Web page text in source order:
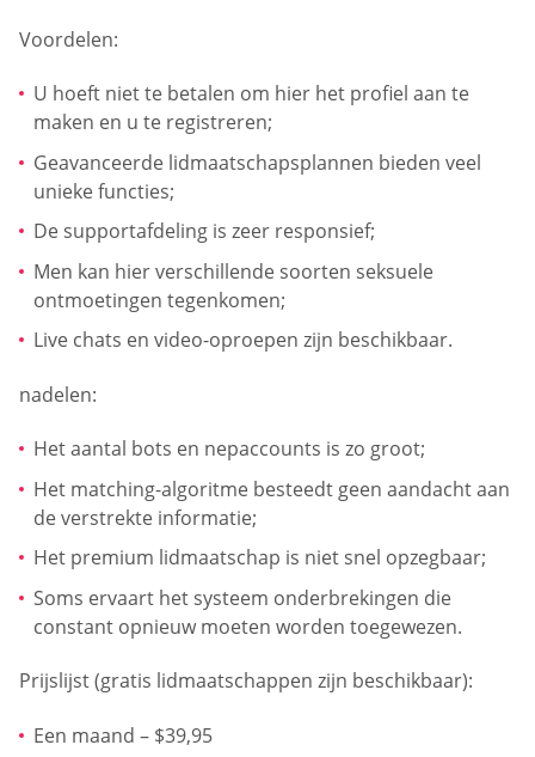
Voordelen:
U hoeft niet te betalen om hier het profiel aan te
maken en u te registreren;
Geavanceerde lidmaatschapsplannen bieden veel
unieke functies;
De supportafdeling is zeer responsief;
Men kan hier verschillende soorten seksuele
ontmoetingen tegenkomen;
Live chats en video-oproepen zijn beschikbaar.
nadelen:
Het aantal bots en nepaccounts is zo groot;
Het matching-algoritme besteedt geen aandacht aan
de verstrekte informatie;
Het premium lidmaatschap is niet snel opzegbaar;
Soms ervaart het systeem onderbrekingen die
constant opnieuw moeten worden toegewezen.
Prijslijst (gratis lidmaatschappen zijn beschikbaar):
Een maand – $39,95